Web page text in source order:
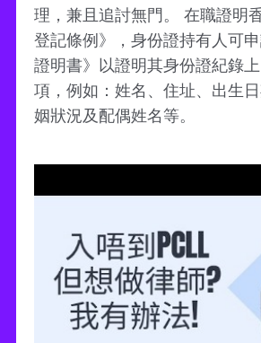
理，兼且追討無門。 在職證明
登記條例》，身份證持有人可
證明書》以證明其身份證紀錄
項，例如：姓名、住址、出生
姻狀況及配偶姓名等。